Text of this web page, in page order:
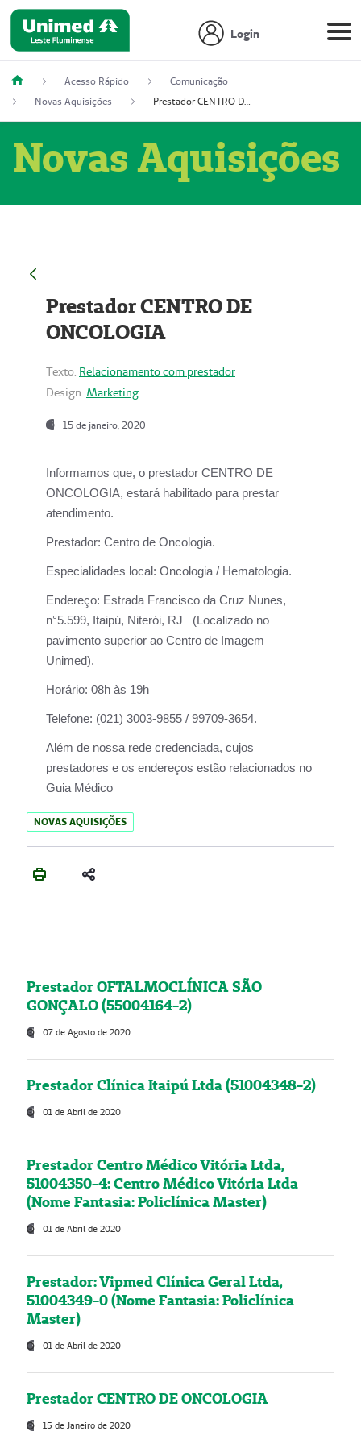
Login
Acesso Rápido
Comunicação
Novas Aquisições
Prestador CENTRO DE ONCOLOGIA
Novas Aquisições
Prestador CENTRO DE
ONCOLOGIA
Texto: Relacionamento com prestador
Design: Marketing
15 de janeiro, 2020
Informamos que, o prestador CENTRO DE
ONCOLOGIA, estará habilitado para prestar
atendimento.
Prestador: Centro de Oncologia.
Especialidades local: Oncologia / Hematologia.
Endereço: Estrada Francisco da Cruz Nunes,
n°5.599, Itaipú, Niterói, RJ (Localizado no
pavimento superior ao Centro de Imagem
Unimed).
Horário: 08h às 19h
Telefone: (021) 3003-9855 / 99709-3654.
Além de nossa rede credenciada, cujos
prestadores e os endereços estão relacionados no
Guia Médico
NOVAS AQUISIÇÕES
Prestador OFTALMOCLÍNICA SÃO
GONÇALO (55004164-2)
07 de Agosto de 2020
Prestador Clínica Itaipú Ltda (51004348-2)
01 de Abril de 2020
Prestador Centro Médico Vitória Ltda,
51004350-4: Centro Médico Vitória Ltda
(Nome Fantasia: Policlínica Master)
01 de Abril de 2020
Prestador: Vipmed Clínica Geral Ltda,
51004349-0 (Nome Fantasia: Policlínica
Master)
01 de Abril de 2020
Prestador CENTRO DE ONCOLOGIA
15 de Janeiro de 2020